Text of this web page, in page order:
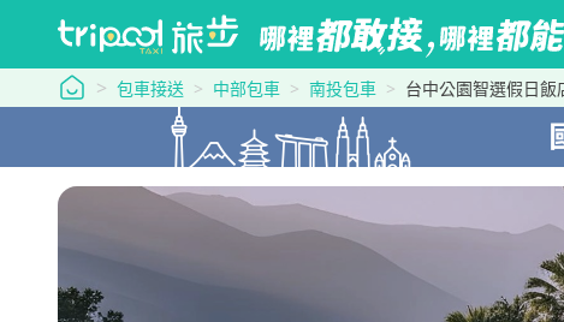
tripool 旅步
包車接送 中部包車 南投包車 台中公園智選假日